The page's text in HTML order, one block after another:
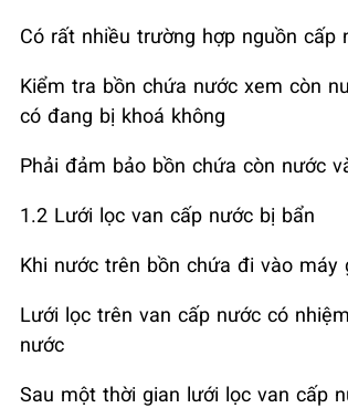
Có rất nhiều trường hợp nguồn cấp
Kiểm tra bồn chứa nước xem còn
có đang bị khoá không
Phải đảm bảo bồn chứa còn nước
1.2 Lưới lọc van cấp nước bị bẩn
Khi nước trên bồn chứa đi vào máy
Lưới lọc trên van cấp nước có
nước
Sau một thời gian lưới lọc van cấp